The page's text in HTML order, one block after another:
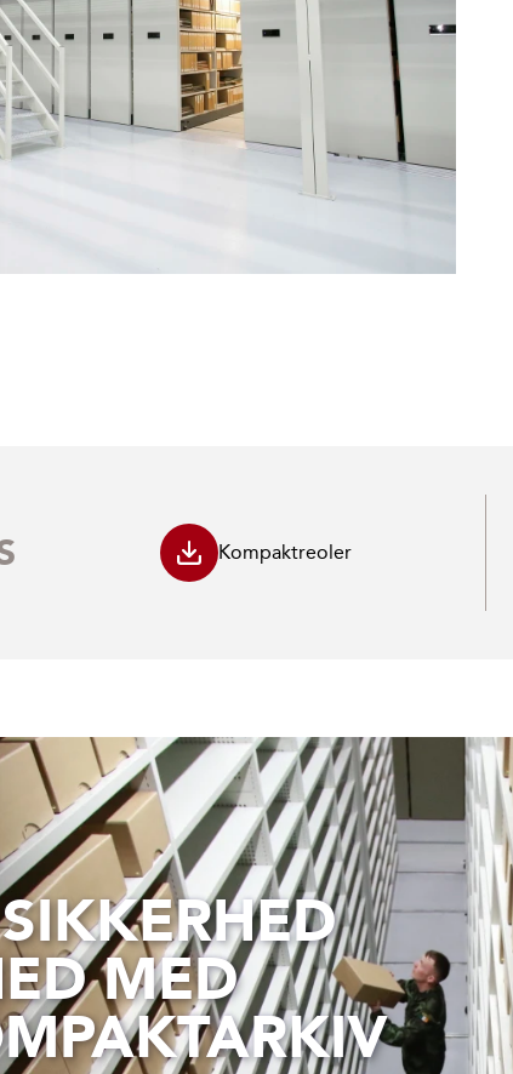
Kompaktreoler
MED